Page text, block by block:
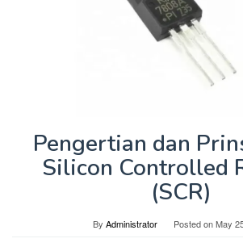
Pengertian dan
Silicon Controlled
(SCR)
By Administrator Posted onMay